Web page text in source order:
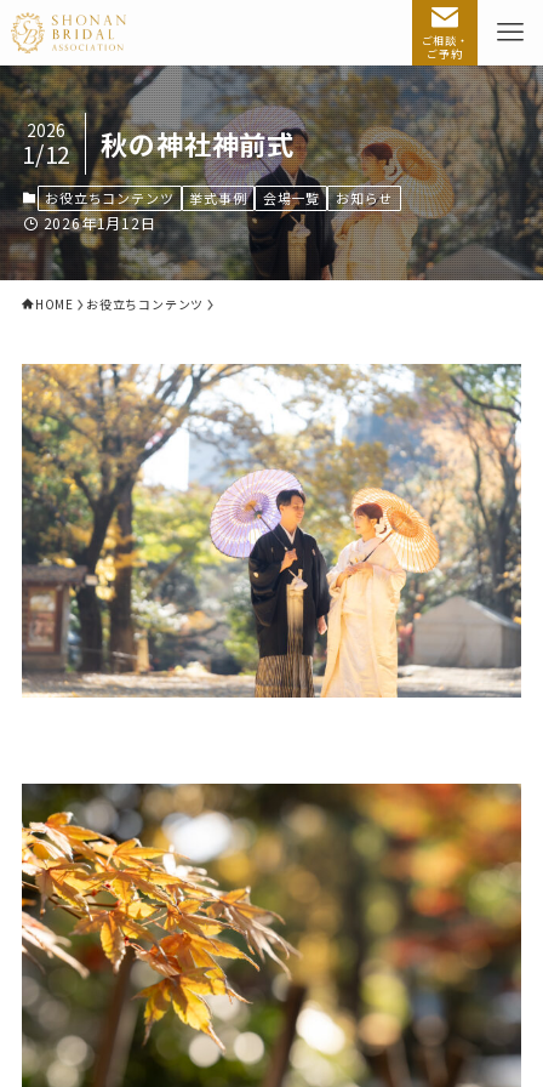
ご相談・
ご予約
秋の神社神前式
2026
1/12
お役立ちコンテンツ 挙式事例 会場一覧 お知らせ
2026年1月12日
HOME お役立ちコンテンツ